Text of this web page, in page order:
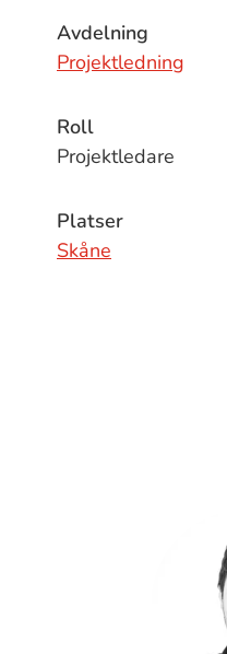
Avdelning
Projektledning
Roll
Projektledare
Platser
Skåne